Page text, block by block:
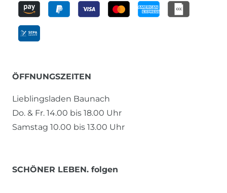
ÖFFNUNGSZEITEN
Lieblingsladen Baunach
Do. & Fr. 14.00 bis 18.00 Uhr
Samstag 10.00 bis 13.00 Uhr
SCHÖNER LEBEN. folgen